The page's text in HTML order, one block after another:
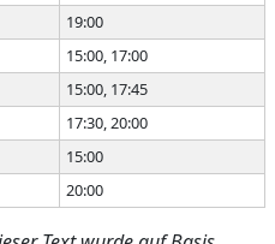
19:00
15:00, 17:00
15:00, 17:45
17:30, 20:00
15:00
20:00